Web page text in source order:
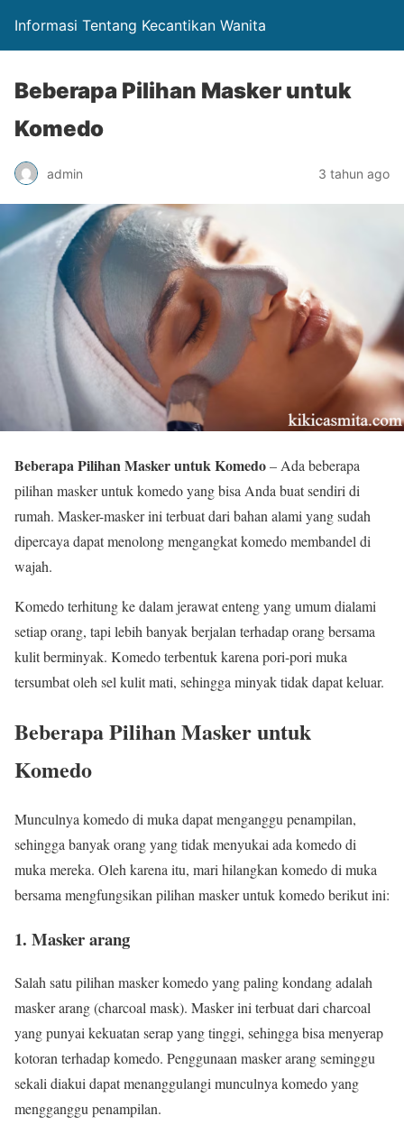
Informasi Tentang Kecantikan Wanita
Beberapa Pilihan Masker untuk
Komedo
admin 3 tahun ago
Beberapa Pilihan Masker untuk Komedo– Ada beberapa
pilihan masker untuk komedo yang bisa Anda buat sendiri di
rumah. Masker-masker ini terbuat dari bahan alami yang sudah
dipercaya dapat menolong mengangkat komedo membandel di
wajah.
Komedo terhitung ke dalam jerawat enteng yang umum dialami
setiap orang, tapi lebih banyak berjalan terhadap orang bersama
kulit berminyak. Komedo terbentuk karena pori-pori muka
tersumbat oleh sel kulit mati, sehingga minyak tidak dapat keluar.
Beberapa Pilihan Masker untuk
Komedo
Munculnya komedo di muka dapat menganggu penampilan,
sehingga banyak orang yang tidak menyukai ada komedo di
muka mereka. Oleh karena itu, mari hilangkan komedo di muka
bersama mengfungsikan pilihan masker untuk komedo berikut ini:
1. Masker arang
Salah satu pilihan masker komedo yang paling kondang adalah
masker arang (charcoal mask). Masker ini terbuat dari charcoal
yang punyai kekuatan serap yang tinggi, sehingga bisa menyerap
kotoran terhadap komedo. Penggunaan masker arang seminggu
sekali diakui dapat menanggulangi munculnya komedo yang
mengganggu penampilan.